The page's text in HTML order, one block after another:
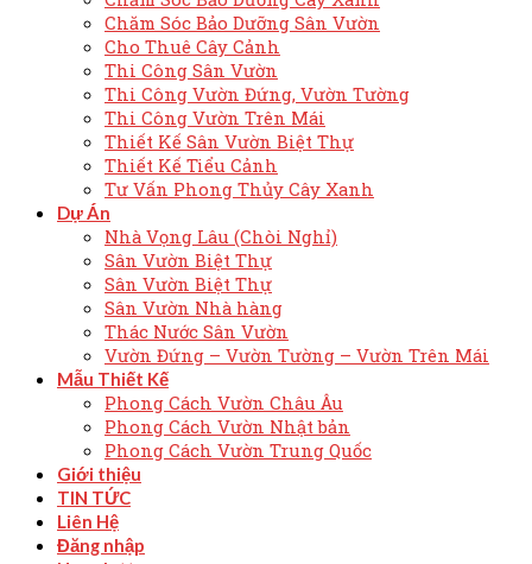
Chăm Sóc Bảo Dưỡng Sân Vườn
Cho Thuê Cây Cảnh
Thi Công Sân Vườn
Thi Công Vườn Đứng, Vườn Tường
Thi Công Vườn Trên Mái
Thiết Kế Sân Vườn Biệt Thự
Thiết Kế Tiểu Cảnh
Tư Vấn Phong Thủy Cây Xanh
Dự Án
Nhà Vọng Lâu (Chòi Nghỉ)
Sân Vườn Biệt Thự
Sân Vườn Biệt Thự
Sân Vườn Nhà hàng
Thác Nước Sân Vườn
Vườn Đứng – Vườn Tường – Vườn Trên Mái
Mẫu Thiết Kế
Phong Cách Vườn Châu Âu
Phong Cách Vườn Nhật bản
Phong Cách Vườn Trung Quốc
Giới thiệu
TIN TỨC
Liên Hệ
Đăng nhập